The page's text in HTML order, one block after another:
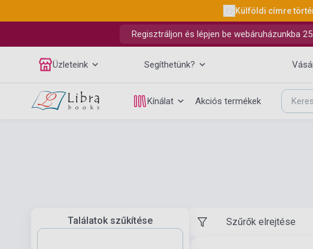
Külföldi címre
Regisztráljon és lépjen be webáruházunkba
Üzleteink Segíthetünk?
Kínálat Akciós termékek
Találatok szűkítése Szűrők elrejtése